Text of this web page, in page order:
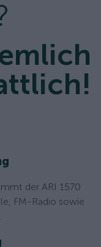
der ARI 1570
FM-Radio sowie